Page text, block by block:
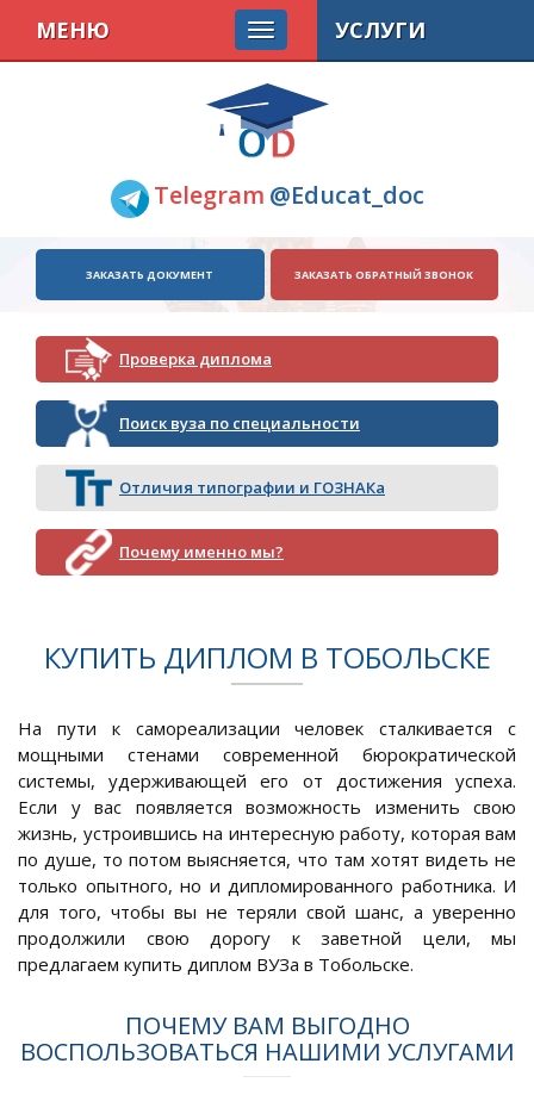
Telegram @Educat_doc
МЕНЮ
ЗАКАЗАТЬ ДОКУМЕНТ ЗАКАЗАТЬ ОБРАТНЫЙ ЗВОНОК
Проверка диплома
Поиск вуза по специальности
Отличия типографии и ГОЗНАКа
Почему именно мы?
УСЛУГИ
КУПИТЬ ДИПЛОМ В ТОБОЛЬСКЕ
На пути к самореализации человек сталкивается с
мощными стенами современной бюрократической
системы, удерживающей его от достижения успеха.
Если у вас появляется возможность изменить свою
жизнь, устроившись на интересную работу, которая вам
по душе, то потом выясняется, что там хотят видеть не
только опытного, но и дипломированного работника. И
для того, чтобы вы не теряли свой шанс, а уверенно
продолжили свою дорогу к заветной цели, мы
предлагаем купить диплом ВУЗа в Тобольске.
ПОЧЕМУ ВАМ ВЫГОДНО
ВОСПОЛЬЗОВАТЬСЯ НАШИМИ УСЛУГАМИ